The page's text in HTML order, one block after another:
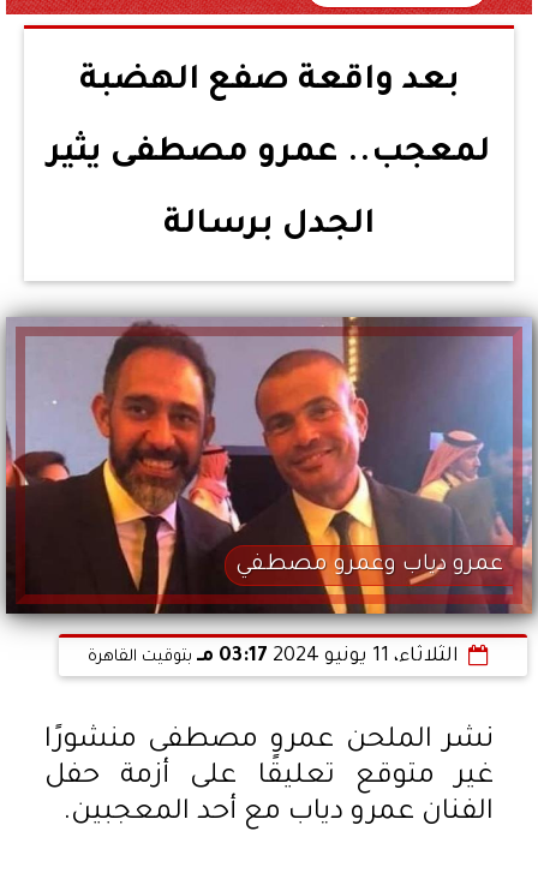
بعد واقعة صفع الهضبة
لمعجب.. عمرو مصطفى يثير
الجدل برسالة
عمرو دياب وعمرو مصطفي
الثلاثاء، 11 يونيو 2024 03:17 مـ بتوقيت القاهرة
نشر الملحن عمرو مصطفى منشورًا
غير متوقع تعليقًا على أزمة حفل
الفنان عمرو دياب مع أحد المعجبين.